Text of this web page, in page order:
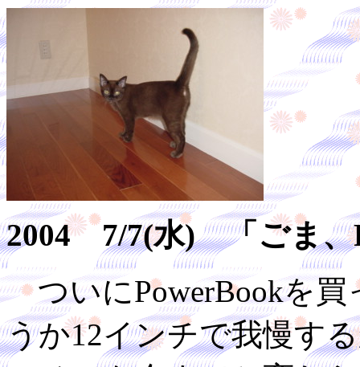
2004 7/7(水) 「ごま、
ついにPowerBookを買
うか12インチで我慢す